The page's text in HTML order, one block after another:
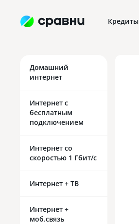
Кредиты
Домашний
интернет
Интернет с
бесплатным
подключением
Интернет со
скоростью 1 Гбит/с
Интернет + ТВ
Интернет +
моб.связь